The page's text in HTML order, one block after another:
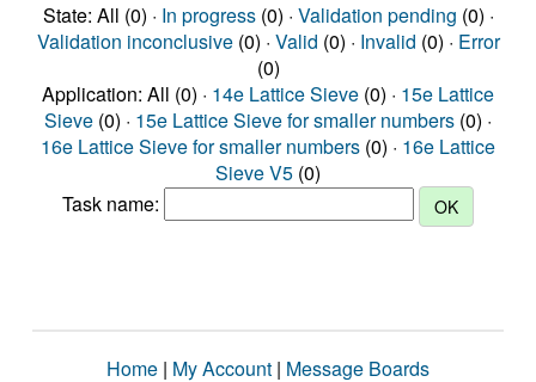
State: All (0) · In progress(0) · Validation pending (0) ·
Validation inconclusive(0) · Valid (0) · Invalid (0) · Error
(0)
Application: All (0) · 14e Lattice Sieve (0) · 15e Lattice
Sieve (0) · 15e Lattice Sieve for smaller numbers (0) ·
16e Lattice Sieve for smaller numbers (0) · 16e Lattice
Sieve V5 (0)
Task name:
Home | My Account | Message Boards